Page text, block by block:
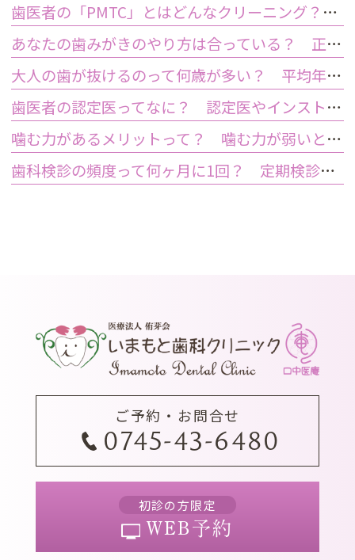
歯医者の「PMTC」とはどんなクリーニング？スケーリングとは何が違うの？
あなたの歯みがきのやり方は合っている？ 正しい歯みがき方法と間違った方法
大人の歯が抜けるのって何歳が多い？ 平均年齢と原因について
歯医者の認定医ってなに？ 認定医やインストラクターの資格を持つ歯医者のメリット
噛む力があるメリットって？ 噛む力が弱いとどうなるの？
歯科検診の頻度って何ヶ月に1回？ 定期検診って何するの？
ご予約・お問合せ
0745-43-6480
初診の方限定
WEB予約